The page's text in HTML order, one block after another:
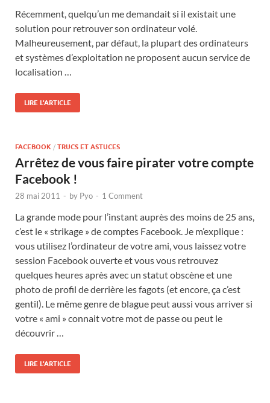
Récemment, quelqu’un me demandait si il existait une
solution pour retrouver son ordinateur volé.
Malheureusement, par défaut, la plupart des ordinateurs
et systèmes d’exploitation ne proposent aucun service de
localisation …
LIRE L'ARTICLE
FACEBOOK / TRUCS ET ASTUCES
Arrêtez de vous faire pirater votre compte
Facebook !
28 mai 2011 - by Pyo - 1 Comment
La grande mode pour l’instant auprès des moins de 25 ans,
c’est le « strikage » de comptes Facebook. Je m’explique :
vous utilisez l’ordinateur de votre ami, vous laissez votre
session Facebook ouverte et vous vous retrouvez
quelques heures après avec un statut obscène et une
photo de profil de derrière les fagots (et encore, ça c’est
gentil). Le même genre de blague peut aussi vous arriver si
votre « ami » connait votre mot de passe ou peut le
découvrir …
LIRE L'ARTICLE